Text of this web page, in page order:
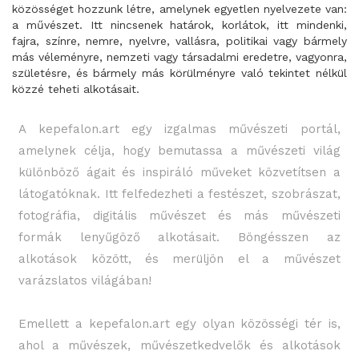
közösséget hozzunk létre, amelynek egyetlen nyelvezete van:
a művészet. Itt nincsenek határok, korlátok, itt mindenki,
fajra, színre, nemre, nyelvre, vallásra, politikai vagy bármely
más véleményre, nemzeti vagy társadalmi eredetre, vagyonra,
születésre, és bármely más körülményre való tekintet nélkül
közzé teheti alkotásait.
A kepefalon.art egy izgalmas művészeti portál,
amelynek célja, hogy bemutassa a művészeti világ
különböző ágait és inspiráló műveket közvetítsen a
látogatóknak. Itt felfedezheti a festészet, szobrászat,
fotográfia, digitális művészet és más művészeti
formák lenyűgöző alkotásait. Böngésszen az
alkotások között, és merüljön el a művészet
varázslatos világában!
Emellett a kepefalon.art egy olyan közösségi tér is,
ahol a művészek, művészetkedvelők és alkotások